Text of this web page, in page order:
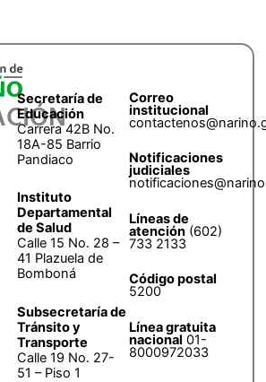
Secretaría de
Educación
Carrera 42B No.
18A-85 Barrio
Pandiaco
Instituto
Departamental
de Salud
Calle 15 No. 28 –
41 Plazuela de
Bomboná
Subsecretaría de
Tránsito y
Transporte
Calle 19 No. 27-
51 – Piso 1
Correo
institucional
Notificaciones
judiciales
Líneas de
atención (602)
733 2133
Código postal
5200
Línea gratuita
nacional 01-
8000972033